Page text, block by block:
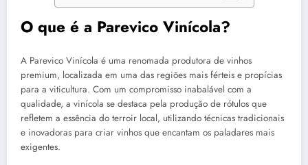
O que é a Parevico Vinícola?
A Parevico Vinícola é uma renomada produtora de vinhos
premium, localizada em uma das regiões mais férteis e propícias
para a viticultura. Com um compromisso inabalável com a
qualidade, a vinícola se destaca pela produção de rótulos que
refletem a essência do terroir local, utilizando técnicas tradicionais
e inovadoras para criar vinhos que encantam os paladares mais
exigentes.